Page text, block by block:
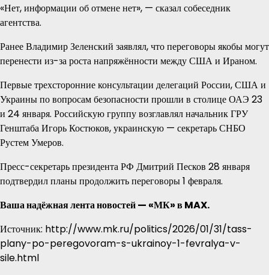
«Нет, информации об отмене нет», — сказал собеседник
агентства.
Ранее Владимир Зеленский заявлял, что переговоры якобы могут
перенести из-за роста напряжённости между США и Ираном.
Первые трехсторонние консультации делегаций России, США и
Украины по вопросам безопасности прошли в столице ОАЭ 23
и 24 января. Российскую группу возглавлял начальник ГРУ
Генштаба Игорь Костюков, украинскую — секретарь СНБО
Рустем Умеров.
Пресс-секретарь президента РФ Дмитрий Песков 28 января
подтвердил планы продолжить переговоры 1 февраля.
Ваша надёжная лента новостей — «МК» в MAX.
Источник: http://www.mk.ru/politics/2026/01/31/tass-
plany-po-peregovoram-s-ukrainoy-1-fevralya-v-
sile.html